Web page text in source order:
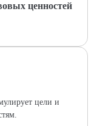
ценностей
цели и